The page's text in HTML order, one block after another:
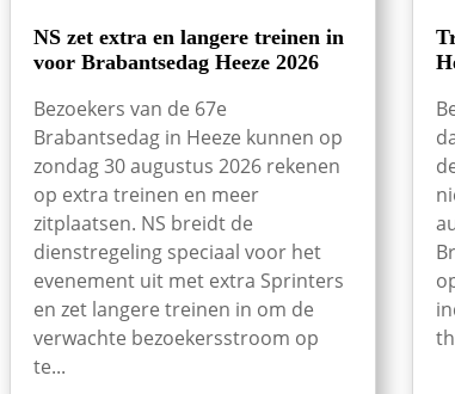
NS zet extra en langere treinen in
voor Brabantsedag Heeze 2026
Bezoekers van de 67e
Brabantsedag in Heeze kunnen op
zondag 30 augustus 2026 rekenen
op extra treinen en meer
zitplaatsen. NS breidt de
dienstregeling speciaal voor het
evenement uit met extra Sprinters
en zet langere treinen in om de
verwachte bezoekersstroom op
te...